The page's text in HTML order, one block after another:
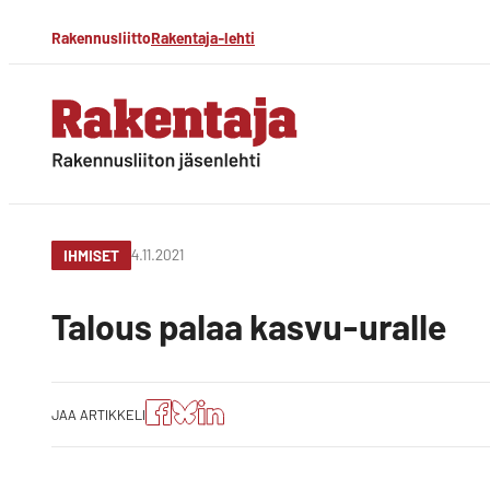
Siirry
suoraan
sisältöön
RakennusliittoRakentaja-lehti
Rakentaja-lehti
IHMISET 4.11.2021
Talous palaa kasvu-uralle
JAA ARTIKKELI
JaaJaaJako: